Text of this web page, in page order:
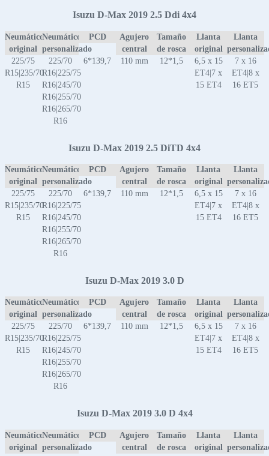
Isuzu D-Max 2019 2.5 Ddi 4x4
Neumático
original
Neumático
personalizado
PCD
Agujero
central
Tamaño
de rosca
Llanta
original
Llanta
225/75
R15|235/70
R15
225/70
R16|225/75
R16|245/70
R16|255/70
R16|265/70
R16
6*139,7 110 mm 12*1,5
6,5 x 15
ET4|7 x
15 ET4
7 x 16
ET4|8 x
16 ET5
Isuzu D-Max 2019 2.5 DiTD 4x4
Neumático
original
Neumático
personalizado
PCD
Agujero
central
Tamaño
de rosca
Llanta
original
Llanta
225/75
R15|235/70
R15
225/70
R16|225/75
R16|245/70
R16|255/70
R16|265/70
R16
6*139,7 110 mm 12*1,5
6,5 x 15
ET4|7 x
15 ET4
7 x 16
ET4|8 x
16 ET5
Isuzu D-Max 2019 3.0 D
Neumático
original
Neumático
personalizado
PCD
Agujero
central
Tamaño
de rosca
Llanta
original
Llanta
225/75
R15|235/70
R15
225/70
R16|225/75
R16|245/70
R16|255/70
R16|265/70
R16
6*139,7 110 mm 12*1,5
6,5 x 15
ET4|7 x
15 ET4
7 x 16
ET4|8 x
16 ET5
Isuzu D-Max 2019 3.0 D 4x4
Neumático
original
Neumático
personalizado
PCD
Agujero
central
Tamaño
de rosca
Llanta
original
Llanta